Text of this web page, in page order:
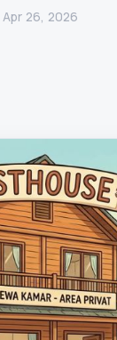
Apr 26, 2026